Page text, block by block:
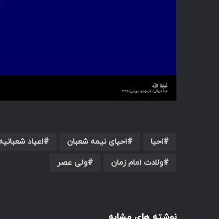
احیا احیای نیمه شعبان
اعیاد
ولادت امام زمان
ولی عصر